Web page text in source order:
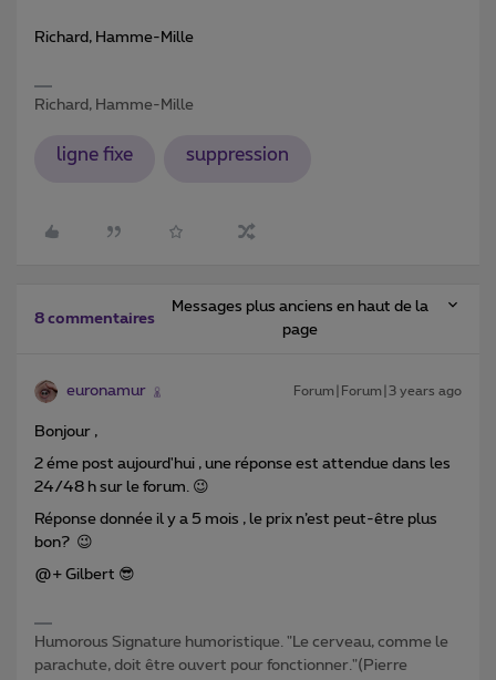
Richard, Hamme-Mille
Richard, Hamme-Mille
ligne fixe suppression
8 commentaires
Messages plus anciens en haut de la
page
euronamur Forum|Forum|3 years ago
Bonjour ,
2 éme post aujourd'hui , une réponse est attendue dans les
24/48 h sur le forum. 😉
Réponse donnée il y a 5 mois , le prix n’est peut-être plus
bon? 😉
@+ Gilbert 😎
Humorous Signature humoristique. "Le cerveau, comme le
parachute, doit être ouvert pour fonctionner."(Pierre